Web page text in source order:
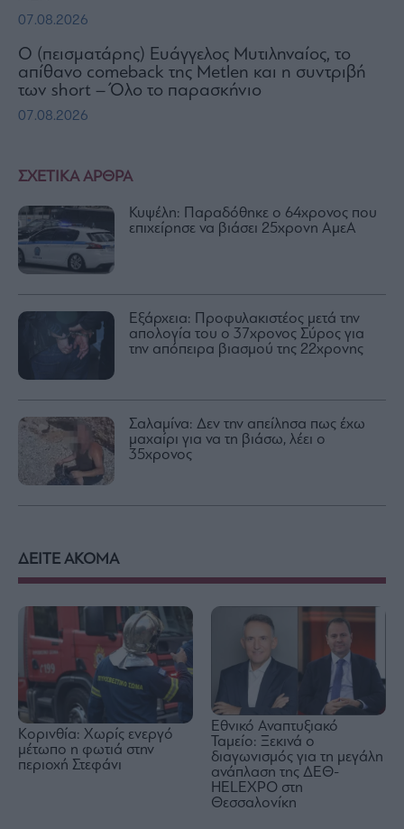
ΣΧΕΤΙΚΑ ΑΡΘΡΑ
Κυψέλη: Παραδόθηκε ο 64χρονος που
επιχείρησε να βιάσει 25χρονη ΑμεΑ
Εξάρχεια: Προφυλακιστέος μετά την
απολογία του ο 37χρονος Σύρος για
την απόπειρα βιασμού της 22χρονης
Σαλαμίνα: Δεν την απείλησα πως έχω
μαχαίρι για να τη βιάσω, λέει ο
35χρονος
07.08.2026
Ο (πεισματάρης) Ευάγγελος Μυτιληναίος, το
απίθανο comeback της Μetlen και η συντριβή
των short – Όλο το παρασκήνιο
07.08.2026
ΔΕΙΤΕ ΑΚΟΜΑ
Κορινθία: Χωρίς ενεργό
μέτωπο η φωτιά στην
περιοχή Στεφάνι
Εθνικό Αναπτυξιακό
Ταμείο: Ξεκινά ο
διαγωνισμός για τη μεγάλη
ανάπλαση της ΔΕΘ-
HELEXPO στη
Θεσσαλονίκη